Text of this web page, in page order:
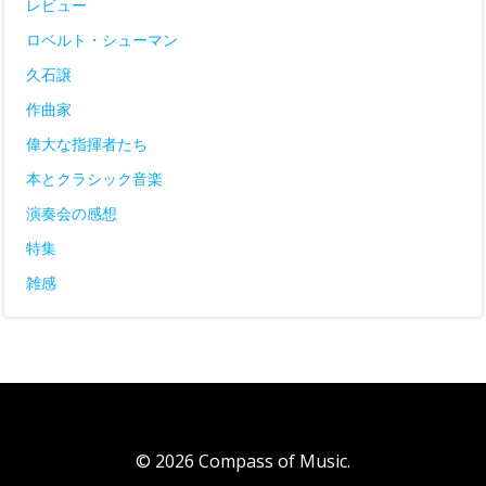
レビュー
ロベルト・シューマン
久石譲
作曲家
偉大な指揮者たち
本とクラシック音楽
演奏会の感想
特集
雑感
© 2026 Compass of Music.